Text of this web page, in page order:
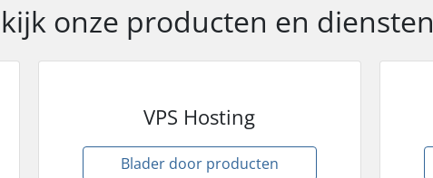
onze producten en diensten
VPS Hosting
Blader door producten